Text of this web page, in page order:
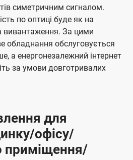
симетричним сигналом.
по оптиці буде як на
вивантаження. За цими
обладнання обслуговується
а енергонезалежний інтернет
за умови довготривалих
для
офісу/
приміщення/